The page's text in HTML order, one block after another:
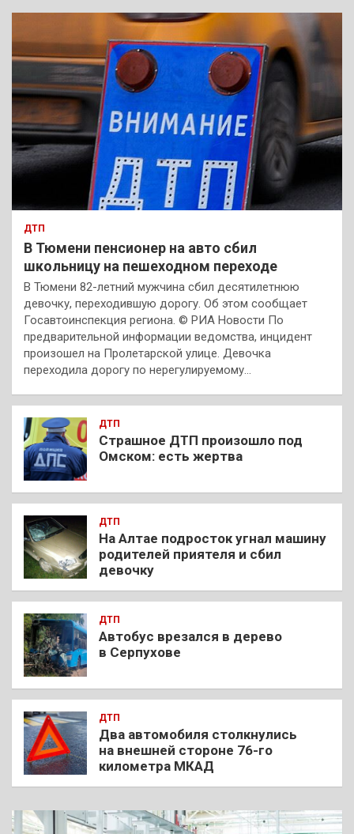
ДТП
В Тюмени пенсионер на авто сбил
школьницу на пешеходном переходе
В Тюмени 82-летний мужчина сбил десятилетнюю
девочку, переходившую дорогу. Об этом сообщает
Госавтоинспекция региона. © РИА Новости По
предварительной информации ведомства, инцидент
произошел на Пролетарской улице. Девочка
переходила дорогу по нерегулируемому…
ДТП
Страшное ДТП произошло под
Омском: есть жертва
ДТП
На Алтае подросток угнал машину
родителей приятеля и сбил
девочку
ДТП
Автобус врезался в дерево
в Серпухове
ДТП
Два автомобиля столкнулись
на внешней стороне 76-го
километра МКАД